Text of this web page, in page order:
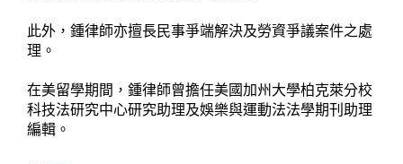
此外，鍾律師亦擅長民事爭端解決及勞資爭議案件之處
理。
在美留學期間，鍾律師曾擔任美國加州大學柏克萊分校
科技法研究中心研究助理及娛樂與運動法法學期刊助理
編輯。